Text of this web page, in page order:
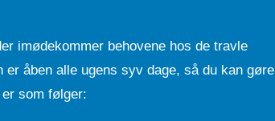
imødekommer behovene hos de travle
åben alle ugens syv dage, så du kan gøre
som følger: